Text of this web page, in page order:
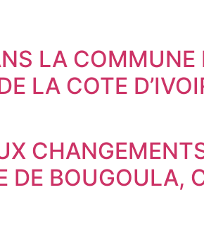
LA COMMUNE
LA COTE
BOUGOULA,